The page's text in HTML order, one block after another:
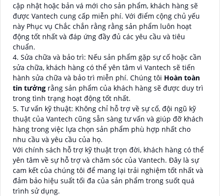
cập nhật hoặc bản vá mới cho sản phẩm, khách hàng sẽ
được Vantech cung cấp miễn phí. Với điểm cộng chủ yếu
này Phục vụ Chắc chắn rằng rằng sản phẩm luôn hoạt
động tốt nhất và đáp ứng đầy đủ các yêu cầu và tiêu
chuẩn.
4. Sửa chữa và bảo trì: Nếu sản phẩm gặp sự cố hoặc cần
sửa chữa, khách hàng có thể yên tâm vì Vantech sẽ tiến
hành sửa chữa và bảo trì miễn phí. Chúng tôi Hoàn toàn
tin tưởng rằng sản phẩm của khách hàng sẽ được duy trì
trong tình trạng hoạt động tốt nhất.
5. Tư vấn kỹ thuật: Không chỉ hỗ trợ về sự cố, đội ngũ kỹ
thuật của Vantech cũng sẵn sàng tư vấn và giúp đỡ khách
hàng trong việc lựa chọn sản phẩm phù hợp nhất cho
nhu cầu và yêu cầu của họ.
Với chính sách hỗ trợ kỹ thuật trọn đời, khách hàng có thể
yên tâm về sự hỗ trợ và chăm sóc của Vantech. Đây là sự
cam kết của chúng tôi để mang lại trải nghiệm tốt nhất và
đảm bảo hiệu suất tối đa của sản phẩm trong suốt quá
trình sử dụng.